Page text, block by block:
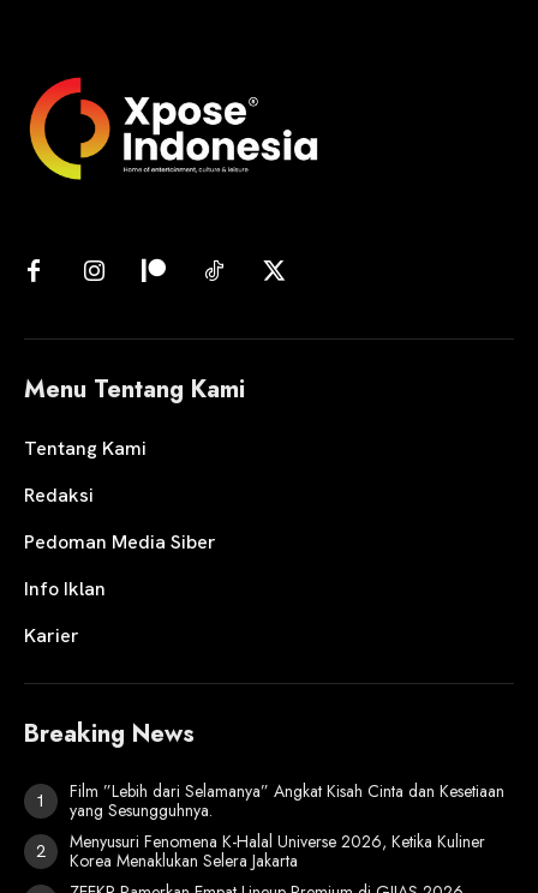
Menu Tentang Kami
Tentang Kami
Redaksi
Pedoman Media Siber
Info Iklan
Karier
Breaking News
Film ”Lebih dari Selamanya” Angkat Kisah Cinta dan Kesetiaan
yang Sesungguhnya.
Menyusuri Fenomena K-Halal Universe 2026, Ketika Kuliner
Korea Menaklukan Selera Jakarta